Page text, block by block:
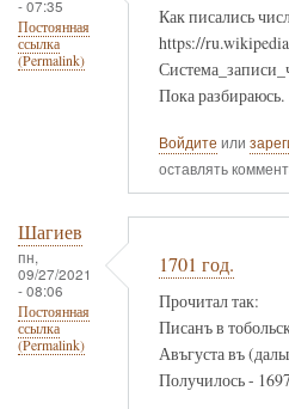
- 07:35
Постоянная
ссылка
(Permalink)
Как писались
https://
Пока разбираюсь.
Войдите или
оставлять
Шагиев
пн,
09/27/2021
- 08:06
Постоянная
ссылка
(Permalink)
1701 год.
Прочитал так:
Писанъ в
Авъгуста въ
Получилось -